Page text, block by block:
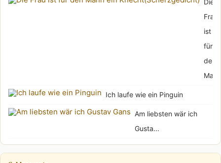
Die
Frau
ist
für
den
Ich laufe wie ein Pinguin
Am liebsten wär ich
Gusta...